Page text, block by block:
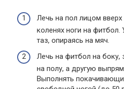
Лечь на пол лицом
коленях ноги на фитбол.
таз, опираясь на мяч.
Лечь на фитбол на боку,
на полу, а другую
Выполнять